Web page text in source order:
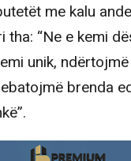
me kalu
tha: “Ne e kemi
unik,
brenda